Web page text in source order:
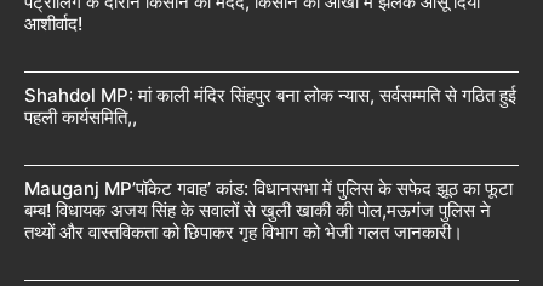
आशीर्वाद!
Shahdol MP: मां काली मंदिर सिंहपुर बना लोक न्यास, सर्वसम्मति से गठित हुई
पहली कार्यसमिति,,
Mauganj MP’पॉकेट गवाह’ कांड: विधानसभा में पुलिस के सफेद झूठ का फूटा
बम्ब! विधायक अजय सिंह के सवालों से खुली खाकी की पोल,मऊगंज पुलिस ने
तथ्यों और वास्तविकता को छिपाकर गृह विभाग को भेजी गलत जानकारी।